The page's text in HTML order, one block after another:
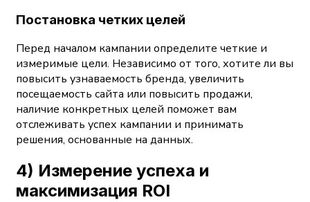
Постановка четких целей
Перед началом кампании определите четкие и
измеримые цели. Независимо от того, хотите ли вы
повысить узнаваемость бренда, увеличить
посещаемость сайта или повысить продажи,
наличие конкретных целей поможет вам
отслеживать успех кампании и принимать
решения, основанные на данных.
4) Измерение успеха и
максимизация ROI